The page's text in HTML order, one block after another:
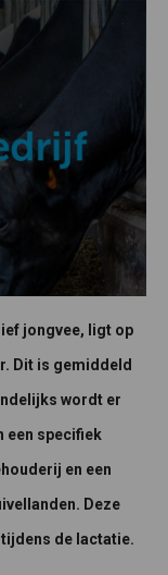
jongvee, ligt op
Dit is gemiddeld
wordt er
een specifiek
en een
Deze
de lactatie.